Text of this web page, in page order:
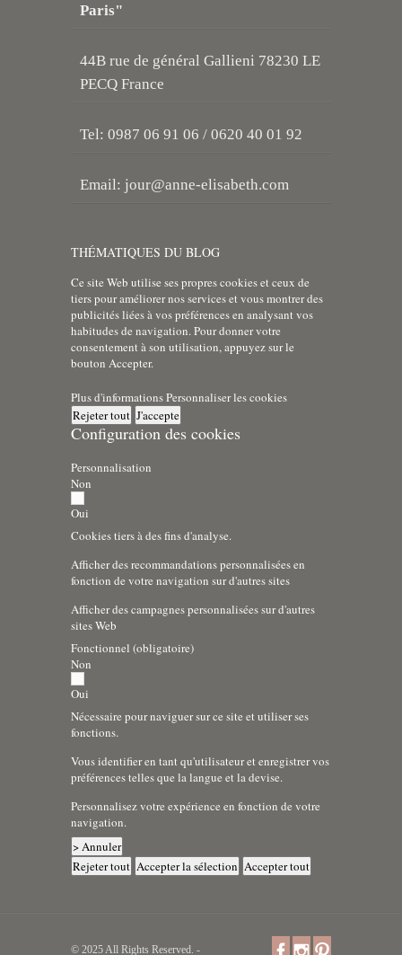
Paris"
44B rue de général Gallieni 78230 LE
PECQ France
Tel: 0987 06 91 06 / 0620 40 01 92
Email: jour@anne-elisabeth.com
THÉMATIQUES DU BLOG
Ce site Web utilise ses propres cookies et ceux de
tiers pour améliorer nos services et vous montrer des
publicités liées à vos préférences en analysant vos
habitudes de navigation. Pour donner votre
consentement à son utilisation, appuyez sur le
bouton Accepter.
Plus d'informationsPersonnaliser les cookies
Rejeter tout J'accepte
Configuration des cookies
Personnalisation
Non
Oui
Cookies tiers à des fins d'analyse.
Afficher des recommandations personnalisées en
fonction de votre navigation sur d'autres sites
Afficher des campagnes personnalisées sur d'autres
sites Web
Fonctionnel (obligatoire)
Non
Oui
Nécessaire pour naviguer sur ce site et utiliser ses
fonctions.
Vous identifier en tant qu'utilisateur et enregistrer vos
préférences telles que la langue et la devise.
Personnalisez votre expérience en fonction de votre
navigation.
> Annuler
Rejeter tout Accepter la sélection Accepter tout
© 2025 All Rights Reserved. -